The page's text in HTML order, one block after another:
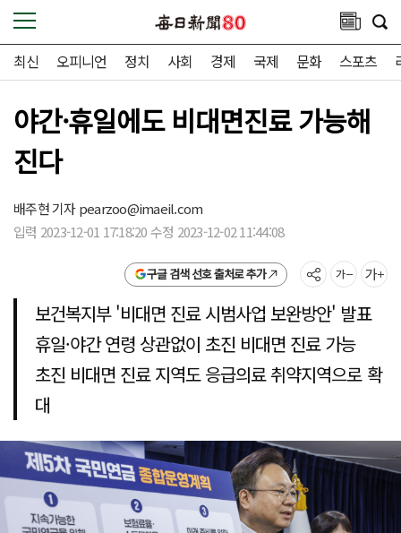
최신 오피니언 정치 사회 경제 국제 문화 스포츠
야간·휴일에도 비대면진료 가능해
진다
배주현 기자pearzoo@imaeil.com
입력 2023-12-01 17:18:20 수정 2023-12-02 11:44:08
구글 검색 선호 출처로 추가
보건복지부 '비대면 진료 시범사업 보완방안' 발표
휴일·야간 연령 상관없이 초진 비대면 진료 가능
초진 비대면 진료 지역도 응급의료 취약지역으로 확
대